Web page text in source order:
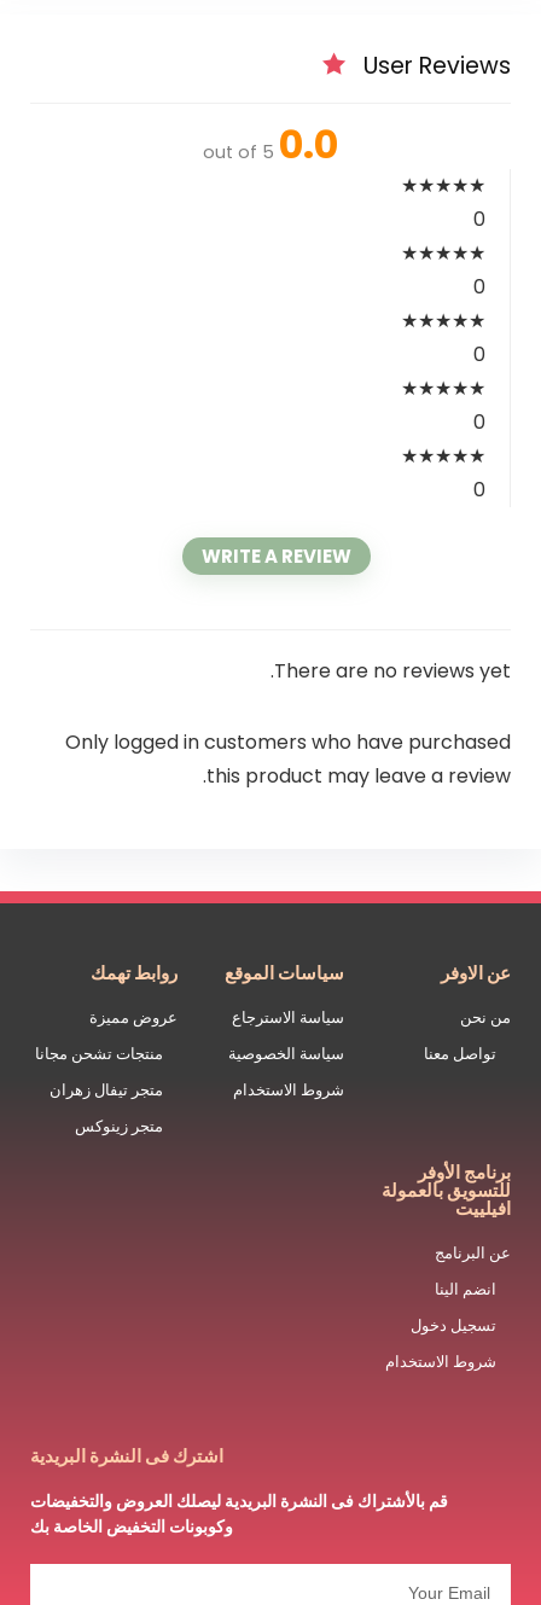
User Reviews
0.0
out of 5
★
★
★
★
★
0
★
★
★
★
★
0
★
★
★
★
★
0
★
★
★
★
★
0
★
★
★
★
★
0
WRITE A REVIEW
There are no reviews yet.
Only logged in customers who have purchased
this product may leave a review.
عن الاوفر
من نحن
تواصل معنا
سياسات الموقع
سياسة الاسترجاع
سياسة الخصوصية
شروط الاستخدام
روابط تهمك
عروض مميزة
منتجات تشحن مجانا
متجر تيفال زهران
متجر زينوكس
برنامج الأوفر
للتسويق بالعمولة
افيلييت
عن البرنامج
انضم الينا
تسجيل دخول
شروط الاستخدام
اشترك فى النشرة البريدية
قم بالأشتراك فى النشرة البريدية ليصلك العروض والتخفيضات
وكوبونات التخفيض الخاصة بك